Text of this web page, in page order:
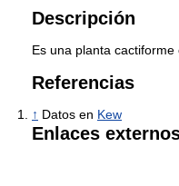
Descripción
Es una planta cactiforme
Referencias
↑ Datos en Kew
Enlaces